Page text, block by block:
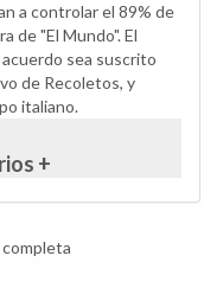
a controlar el 89% de
de "El Mundo". El
sea suscrito
de Recoletos, y
italiano.
+